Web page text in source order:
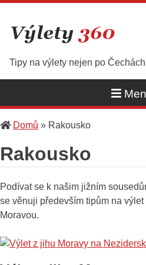
content
Tipy na výlety nejen po
Domů » Rakousko
Rakousko
Podívat se k našim jižním
se věnuji především tipům na
Moravou.